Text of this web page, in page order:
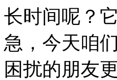
长时间呢？
急，今天咱
困扰的朋友